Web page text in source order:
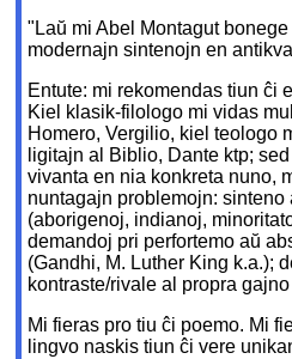
"Laŭ mi Abel Montagut
modernajn sintenojn en
Entute: mi rekomendas tiun ĉi
Kiel klasik-filologo mi vidas
Homero, Vergilio, kiel teologo
ligitajn al Biblio, Dante ktp;
vivanta en nia konkreta nuno,
nuntagajn problemojn:
(aborigenoj, indianoj,
demandoj pri perfortemo aŭ
(Gandhi, M. Luther King k.a.);
kontraste/rivale al propra gajno
Mi fieras pro tiu ĉi poemo. Mi
lingvo naskis tiun ĉi vere